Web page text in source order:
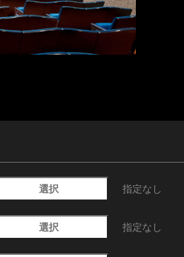
選択 指定なし
選択 指定なし